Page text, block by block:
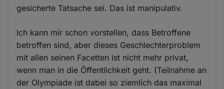
gesicherte Tatsache sei. Das ist manipulativ.
Ich kann mir schon vorstellen, dass Betroffene
betroffen sind, aber dieses Geschlechterproblem
mit allen seinen Facetten ist nicht mehr privat,
wenn man in die Öffentlichkeit geht. (Teilnahme an
der Olympiade ist dabei so ziemlich das maximal